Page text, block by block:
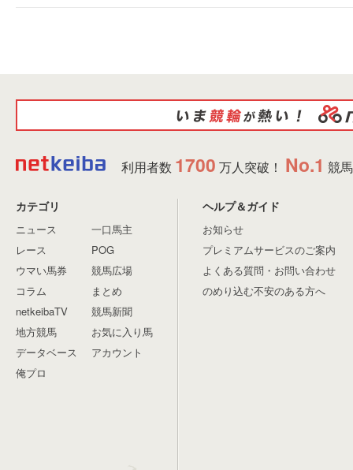
利用者数 1700 万人突破！ No.1 競
カテゴリ
ニュース
レース
ウマい馬券
コラム
netkeibaTV
地方競馬
データベース
俺プロ
一口馬主
POG
競馬広場
まとめ
競馬新聞
お気に入り馬
アカウント
ヘルプ＆ガイド
お知らせ
プレミアムサービスのご案内
よくある質問・お問い合わせ
のめり込む不安のある方へ